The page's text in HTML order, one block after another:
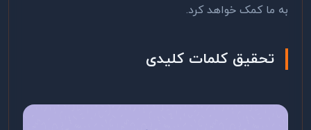
به ما کمک خواهد کرد.
تحقیق کلمات کلیدی